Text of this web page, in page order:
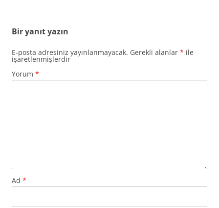
Bir yanıt yazın
E-posta adresiniz yayınlanmayacak. Gerekli alanlar * ile
işaretlenmişlerdir
Yorum *
Ad *